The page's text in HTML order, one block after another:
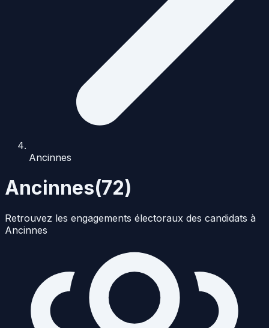
Ancinnes
Ancinnes(72)
Retrouvez les engagements électoraux des candidats à
Ancinnes